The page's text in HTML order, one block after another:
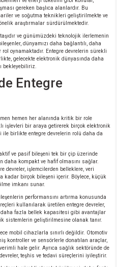
gereken başlıca alanlardır. Bu
ve soğutma teknikleri geliştirilmekte ve
araştırmalar sürdürülmektedir.
ve günümüzdeki teknolojik ilerlemenin
dünyamızı daha bağlantılı, daha
oynamaktadır. Entegre devrelerin sürekli
gelecekte elektronik dünyasında daha
bekleyebiliriz.
Entegre
hemen her alanında kritik bir role
işlevleri bir araya getirerek birçok elektronik
ile birlikte entegre devrelerin rolü daha da
ve pasif bileşeni tek bir çip üzerinde
daha kompakt ve hafif olmasını sağlar.
devreler, işlemcilerden belleklere, veri
kadar birçok bileşeni içerir. Böylece, küçük
imkanı sunar.
performansını artırma konusunda
kullanılarak üretilen entegre devreler,
daha fazla bellek kapasitesi gibi avantajlar
sistemlerin geliştirilmesine olanak tanır.
mobil cihazlarla sınırlı değildir. Otomotiv
kontroller ve sensörlerle donatılan araçlar,
hale gelir. Ayrıca sağlık sektöründe de
teşhis ve tedavi süreçlerini iyileştirir.